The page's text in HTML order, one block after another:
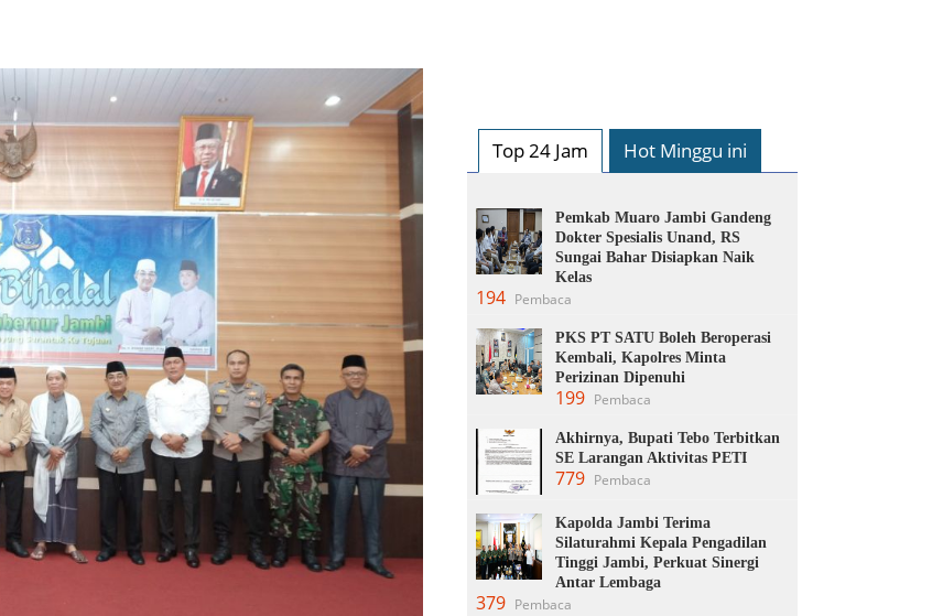
Top 24 Jam Hot Minggu ini
Pemkab Muaro Jambi Gandeng
Dokter Spesialis Unand, RS
Sungai Bahar Disiapkan Naik
Kelas
194 Pembaca
PKS PT SATU Boleh Beroperasi
Kembali, Kapolres Minta
Perizinan Dipenuhi
199 Pembaca
Akhirnya, Bupati Tebo Terbitkan
SE Larangan Aktivitas PETI
779 Pembaca
Kapolda Jambi Terima
Silaturahmi Kepala Pengadilan
Tinggi Jambi, Perkuat Sinergi
Antar Lembaga
379 Pembaca